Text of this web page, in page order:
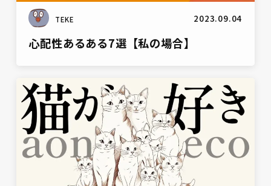
TEKE 2023.09.04
心配性あるある7選【私の場合】
雑談